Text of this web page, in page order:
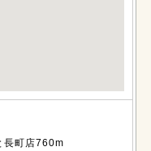
長町店760m